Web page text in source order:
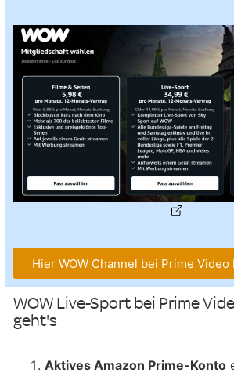
Hier WOW Channel bei Prime Video
WOW Live-Sport bei Prime
geht's
Aktives Amazon Prime-Konto